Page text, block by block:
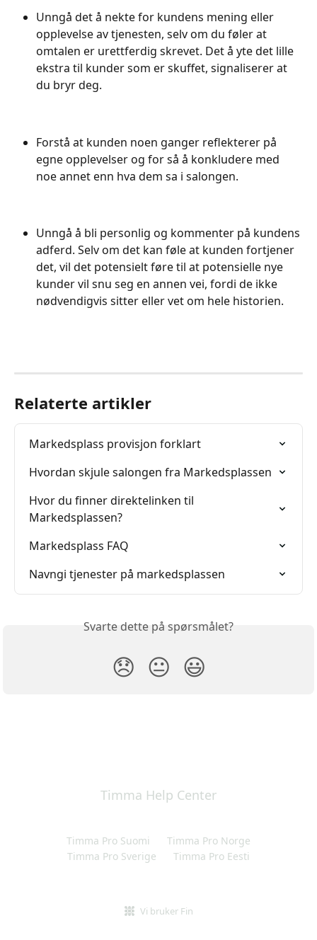
Unngå det å nekte for kundens mening eller
opplevelse av tjenesten, selv om du føler at
omtalen er urettferdig skrevet. Det å yte det lille
ekstra til kunder som er skuffet, signaliserer at
du bryr deg.
Forstå at kunden noen ganger reflekterer på
egne opplevelser og for så å konkludere med
noe annet enn hva dem sa i salongen.
Unngå å bli personlig og kommenter på kundens
adferd. Selv om det kan føle at kunden fortjener
det, vil det potensielt føre til at potensielle nye
kunder vil snu seg en annen vei, fordi de ikke
nødvendigvis sitter eller vet om hele historien.
Relaterte artikler
Markedsplass provisjon forklart
Hvordan skjule salongen fra Markedsplassen
Hvor du finner direktelinken til
Markedsplassen?
Markedsplass FAQ
Navngi tjenester på markedsplassen
Svarte dette på spørsmålet?
😞 😐 😃
Timma Help Center
Timma Pro Suomi
Timma Pro Norge
Timma Pro Sverige
Timma Pro Eesti
Vi bruker Fin